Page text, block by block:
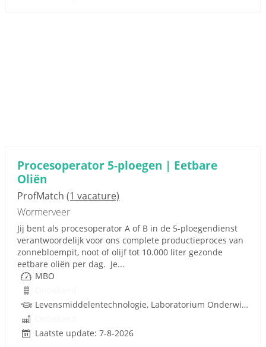
Procesoperator 5-ploegen | Eetbare
Oliën
ProfMatch (1 vacature)
Wormerveer
Jij bent als procesoperator A of B in de 5-ploegendienst
verantwoordelijk voor ons complete productieproces van
zonnebloempit, noot of olijf tot 10.000 liter gezonde
eetbare oliën per dag. Je...
MBO
Levensmiddelentechnologie, Laboratorium Onderwijs, Procestechnologie
Laatste update: 7-8-2026